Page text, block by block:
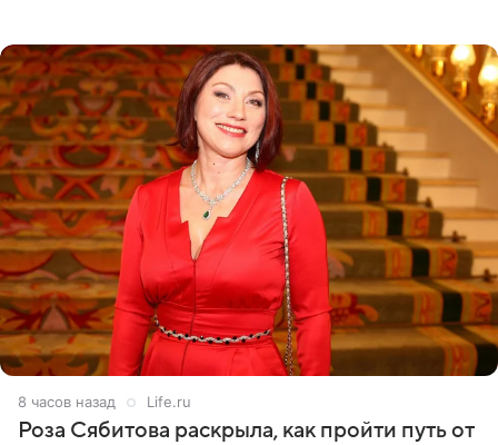
8 часов назад Life.ru
Роза Сябитова раскрыла, как пройти путь от